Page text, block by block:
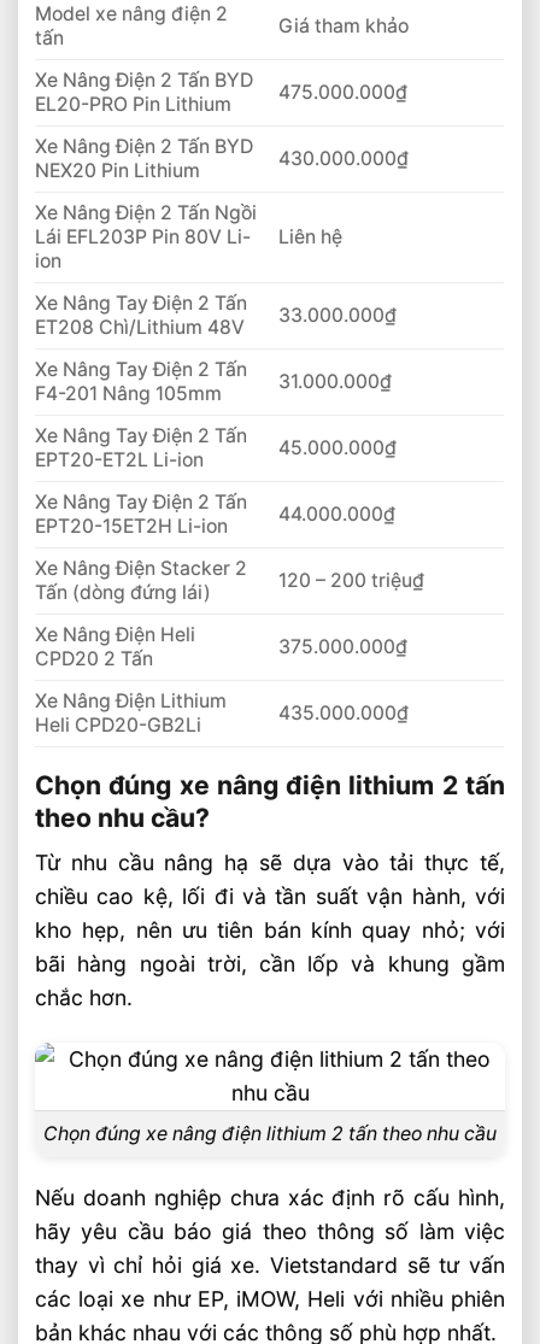
Model xe nâng điện 2
tấn
Giá tham khảo
Xe Nâng Điện 2 Tấn BYD
EL20-PRO Pin Lithium
475.000.000₫
Xe Nâng Điện 2 Tấn BYD
NEX20 Pin Lithium
430.000.000₫
Xe Nâng Điện 2 Tấn Ngồi
Lái EFL203P Pin 80V Li-
ion
Liên hệ
Xe Nâng Tay Điện 2 Tấn
ET208 Chì/Lithium 48V
33.000.000₫
Xe Nâng Tay Điện 2 Tấn
F4-201 Nâng 105mm
31.000.000₫
Xe Nâng Tay Điện 2 Tấn
EPT20-ET2L Li-ion
45.000.000₫
Xe Nâng Tay Điện 2 Tấn
EPT20-15ET2H Li-ion
44.000.000₫
Xe Nâng Điện Stacker 2
Tấn (dòng đứng lái)
120 – 200 triệu₫
Xe Nâng Điện Heli
CPD20 2 Tấn
375.000.000₫
Xe Nâng Điện Lithium
Heli CPD20-GB2Li
435.000.000₫
Chọn đúng xe nâng điện lithium 2 tấn
theo nhu cầu?
Từ nhu cầu nâng hạ sẽ dựa vào tải thực tế,
chiều cao kệ, lối đi và tần suất vận hành, với
kho hẹp, nên ưu tiên bán kính quay nhỏ; với
bãi hàng ngoài trời, cần lốp và khung gầm
chắc hơn.
Chọn đúng xe nâng điện lithium 2 tấn theo nhu cầu
Nếu doanh nghiệp chưa xác định rõ cấu hình,
hãy yêu cầu báo giá theo thông số làm việc
thay vì chỉ hỏi giá xe. Vietstandard sẽ tư vấn
các loại xe như EP, iMOW, Heli với nhiều phiên
bản khác nhau với các thông số phù hợp nhất.